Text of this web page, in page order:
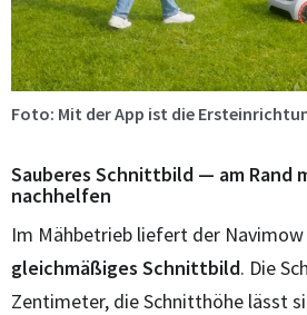
Foto: Mit der App ist die
Sauberes Schnittbild — am Rand
nachhelfen
Im Mähbetrieb liefert der Navimow
gleichmäßiges Schnittbild. Die
Zentimeter, die Schnitthöhe lässt